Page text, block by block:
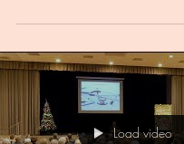
Load video